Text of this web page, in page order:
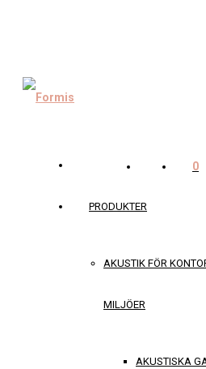
PRODUKTER
AKUSTIK FÖR
MILJÖER
AKUSTISKA
0